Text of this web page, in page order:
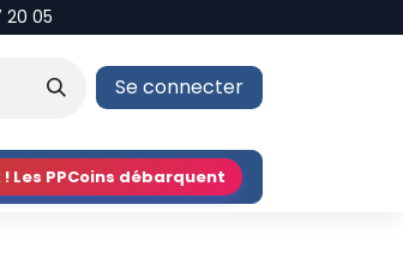
20 05
Se connecter
Les PPCoins débarquent